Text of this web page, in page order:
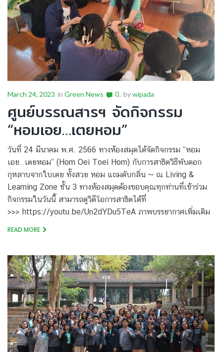
March 24, 2023 in Green News 0 bywipada
ศูนย์บรรณสารฯ จัดกิจกรรม
“หอมเอย…เตยหอม”
วันที่ 24 มีนาคม พ.ศ. 2566 ทางห้องสมุดได้จัดกิจกรรม “หอม
เอย…เตยหอม” (Hom Oei Toei Hom) กับการสาธิตวิธีพับดอก
กุหลาบจากใบเตย ทั้งสวย หอม แถมดับกลิ่น ~ ณ Living &
Learning Zone ชั้น 3 ทางห้องสมุดต้องขอบคุณทุกท่านที่เข้าร่วม
กิจกรรมในวันนี้ สามารถดูวิดีโอการสาธิตได้ที่
>>> https://youtu.be/Un2dYDu5TeA ภาพบรรยากาศเพิ่มเติม
READ MORE